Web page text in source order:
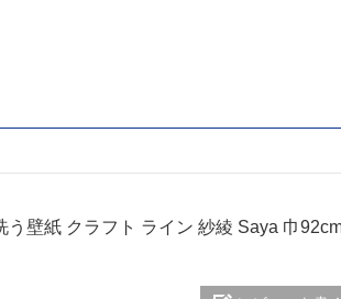
う壁紙 クラフト ライン 紗綾 Saya 巾92cm